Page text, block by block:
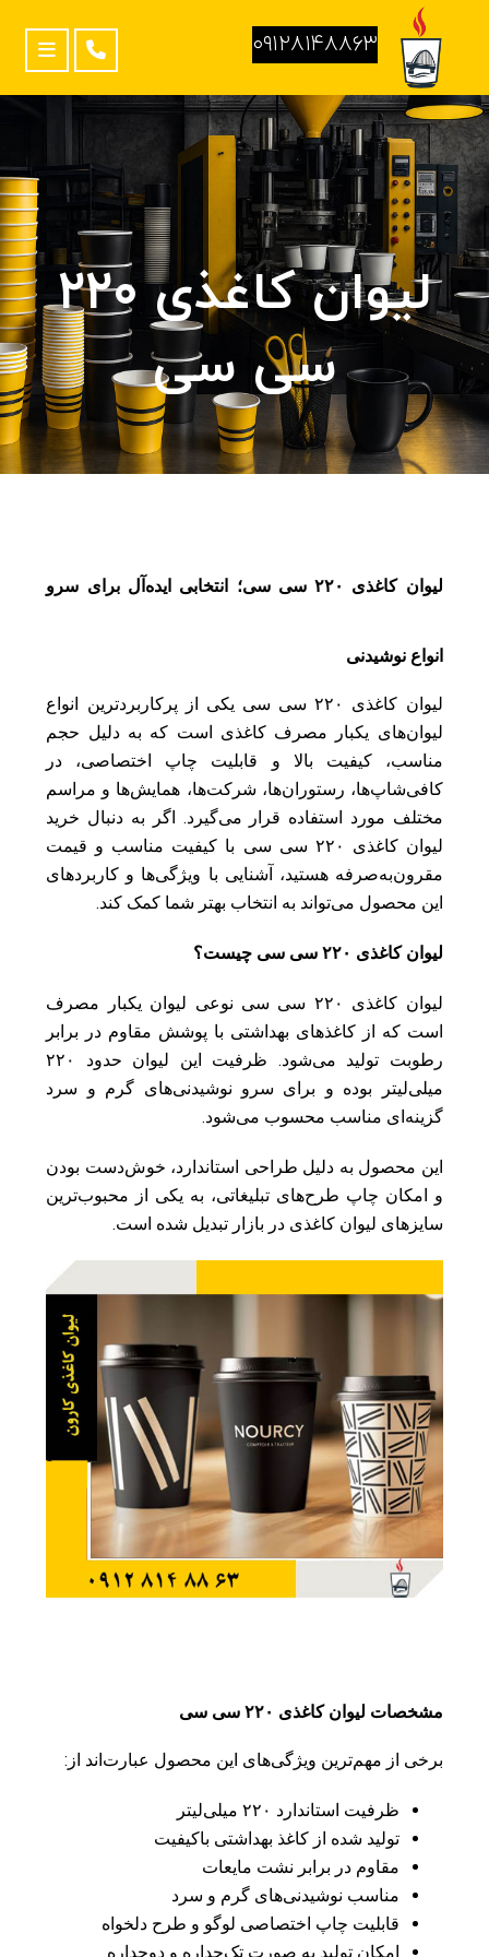
۰۹۱۲۸۱۴۸۸۶۳
لیوان کاغذی ۲۲۰
سی سی
لیوان کاغذی ۲۲۰ سی سی؛ انتخابی ایده‌آل برای سرو
انواع نوشیدنی
لیوان کاغذی ۲۲۰ سی سی یکی از پرکاربردترین انواع
لیوان‌های یکبار مصرف کاغذی است که به دلیل حجم
مناسب، کیفیت بالا و قابلیت چاپ اختصاصی، در
کافی‌شاپ‌ها، رستوران‌ها، شرکت‌ها، همایش‌ها و مراسم
مختلف مورد استفاده قرار می‌گیرد. اگر به دنبال خرید
لیوان کاغذی ۲۲۰ سی سی با کیفیت مناسب و قیمت
مقرون‌به‌صرفه هستید، آشنایی با ویژگی‌ها و کاربردهای
این محصول می‌تواند به انتخاب بهتر شما کمک کند.
لیوان کاغذی ۲۲۰ سی سی چیست؟
لیوان کاغذی ۲۲۰ سی سی نوعی لیوان یکبار مصرف
است که از کاغذهای بهداشتی با پوشش مقاوم در برابر
رطوبت تولید می‌شود. ظرفیت این لیوان حدود ۲۲۰
میلی‌لیتر بوده و برای سرو نوشیدنی‌های گرم و سرد
گزینه‌ای مناسب محسوب می‌شود.
این محصول به دلیل طراحی استاندارد، خوش‌دست بودن
و امکان چاپ طرح‌های تبلیغاتی، به یکی از محبوب‌ترین
سایزهای لیوان کاغذی در بازار تبدیل شده است.
مشخصات لیوان کاغذی ۲۲۰ سی سی
برخی از مهم‌ترین ویژگی‌های این محصول عبارت‌اند از:
ظرفیت استاندارد ۲۲۰ میلی‌لیتر
تولید شده از کاغذ بهداشتی باکیفیت
مقاوم در برابر نشت مایعات
مناسب نوشیدنی‌های گرم و سرد
قابلیت چاپ اختصاصی لوگو و طرح دلخواه
امکان تولید به صورت تک‌جداره و دوجداره